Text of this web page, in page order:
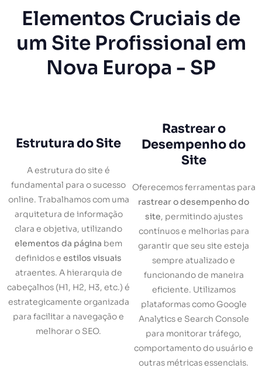
Elementos Cruciais de
um Site Profissional em
Nova Europa - SP
Estrutura do Site
A estrutura do site é
fundamental para o sucesso
online. Trabalhamos com uma
arquitetura de informação
clara e objetiva, utilizando
elementos da página bem
definidos e estilos visuais
atraentes. A hierarquia de
cabeçalhos (H1, H2, H3, etc.) é
estrategicamente organizada
para facilitar a navegação e
melhorar o SEO.
Rastrear o
Desempenho do
Site
Oferecemos ferramentas para
rastrear o desempenho do
site, permitindo ajustes
contínuos e melhorias para
garantir que seu site esteja
sempre atualizado e
funcionando de maneira
eficiente. Utilizamos
plataformas como Google
Analytics e Search Console
para monitorar tráfego,
comportamento do usuário e
outras métricas essenciais.